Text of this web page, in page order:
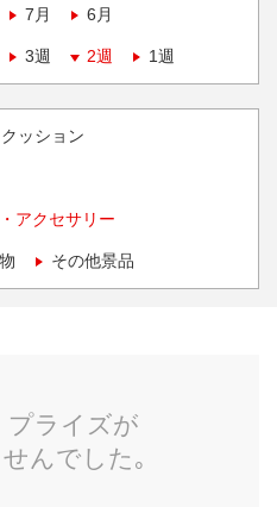
7月 6月
3週 2週 1週
ッション
アクセサリー
その他景品